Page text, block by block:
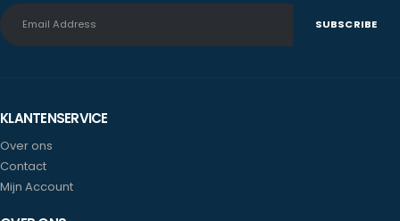
KLANTENSERVICE
Over ons
Contact
Mijn Account